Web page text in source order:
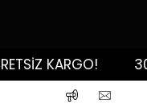
KARGO!